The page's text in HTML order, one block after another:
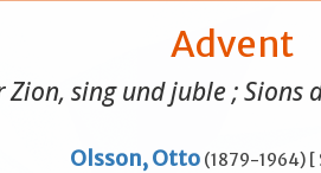
Advent
Zion, sing und juble ;
Olsson, Otto (1879-1964) [